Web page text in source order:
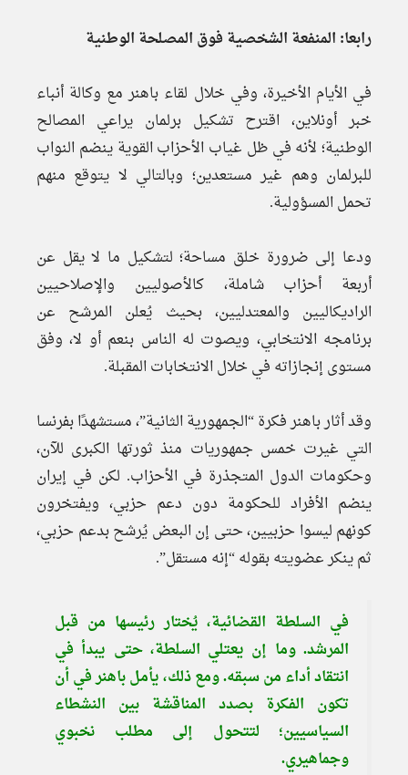
رابعا: المنفعة الشخصية فوق المصلحة الوطنية
في الأيام الأخيرة، وفي خلال لقاء باهنر مع وكالة أنباء
خبر أونلاين، اقترح تشكيل برلمان يراعي المصالح
الوطنية؛ لأنه في ظل غياب الأحزاب القوية ينضم النواب
للبرلمان وهم غير مستعدين؛ وبالتالي لا يتوقع منهم
تحمل المسؤولية.
ودعا إلى ضرورة خلق مساحة؛ لتشكيل ما لا يقل عن
أربعة أحزاب شاملة، كالأصوليين والإصلاحيين
الراديكاليين والمعتدليين، بحيث يُعلن المرشح عن
برنامجه الانتخابي، ويصوت له الناس بنعم أو لا، وفق
مستوى إنجازاته في خلال الانتخابات المقبلة.
وقد أثار باهنر فكرة “الجمهورية الثانية”، مستشهدًا بفرنسا
التي غيرت خمس جمهوريات منذ ثورتها الكبرى للآن،
وحكومات الدول المتجذرة في الأحزاب. لكن في إيران
ينضم الأفراد للحكومة دون دعم حزبي، ويفتخرون
كونهم ليسوا حزبيين، حتى إن البعض يُرشح بدعم حزبي،
ثم ينكر عضويته بقوله “إنه مستقل”.
في السلطة القضائية، يُختار رئيسها من قبل
المرشد. وما إن يعتلي السلطة، حتى يبدأ في
انتقاد أداء من سبقه. ومع ذلك، يأمل باهنر في أن
تكون الفكرة بصدد المناقشة بين النشطاء
السياسيين؛ لتتحول إلى مطلب نخبوي
وجماهيري.